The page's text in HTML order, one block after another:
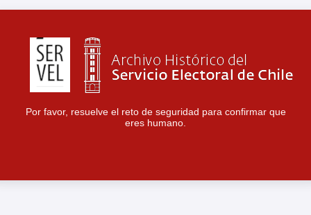
Por favor, resuelve el reto de seguridad para confirmar que
eres humano.